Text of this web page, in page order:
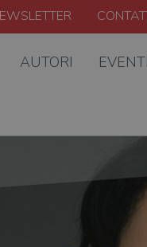
AUTORI EVENTI